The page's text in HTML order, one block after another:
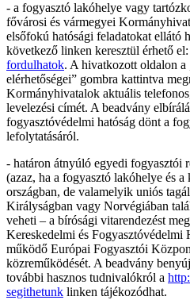
- a fogyasztó lakóhelye vagy
fővárosi és vármegyei
elsőfokú hatósági feladatokat ellátó
következő linken keresztül érhető el:
fordulhatok. A hivatkozott oldalon a
elérhetőségei” gombra kattintva
Kormányhivatalok aktuális
levelezési címét. A beadvány
fogyasztóvédelmi hatóság dönt a
lefolytatásáról.
- határon átnyúló egyedi fogyasztói
(azaz, ha a fogyasztó lakóhelye és
országban, de valamelyik uniós
Királyságban vagy Norvégiában
veheti – a bírósági vitarendezést
Kereskedelmi és Fogyasztóvédelmi
működő Európai Fogyasztói
közreműködését. A beadvány
további hasznos tudnivalókról a
segithetunk linken tájékozódhat.